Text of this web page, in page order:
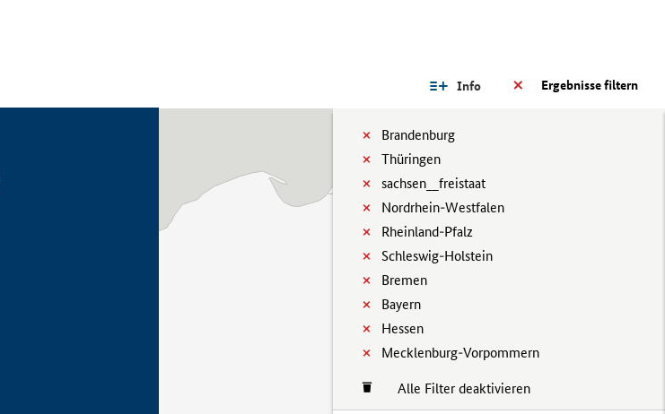
Ergebnisse filtern
Info
Brandenburg
Thüringen
sachsen__freistaat
Nordrhein-Westfalen
Rheinland-Pfalz
Schleswig-Holstein
Bremen
Bayern
Hessen
Mecklenburg-Vorpommern
Alle Filter deaktivieren